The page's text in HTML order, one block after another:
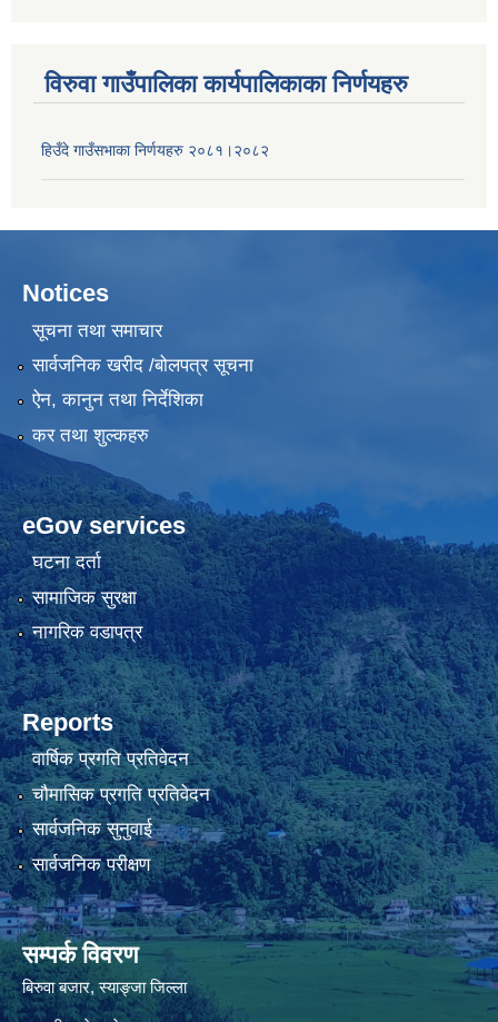
विरुवा गाउँपालिका कार्यपालिकाका निर्णयहरु
हिउँदे गाउँसभाका निर्णयहरु २०८१।२०८२
Notices
सूचना तथा समाचार
सार्वजनिक खरीद /बोलपत्र सूचना
ऐन, कानुन तथा निर्देशिका
कर तथा शुल्कहरु
eGov services
घटना दर्ता
सामाजिक सुरक्षा
नागरिक वडापत्र
Reports
वार्षिक प्रगति प्रतिवेदन
चौमासिक प्रगति प्रतिवेदन
सार्वजनिक सुनुवाई
सार्वजनिक परीक्षण
सम्पर्क विवरण
बिरुवा बजार, स्याङ्जा जिल्ला